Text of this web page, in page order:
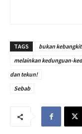
TAGS
bukan
melainkan kedunguan-
dan tekun!
Sebab